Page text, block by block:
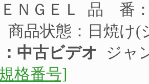
ＮＧＥＬ 品 番
商品状態：日焼け(
中古ビデオ ジャ
格番号]